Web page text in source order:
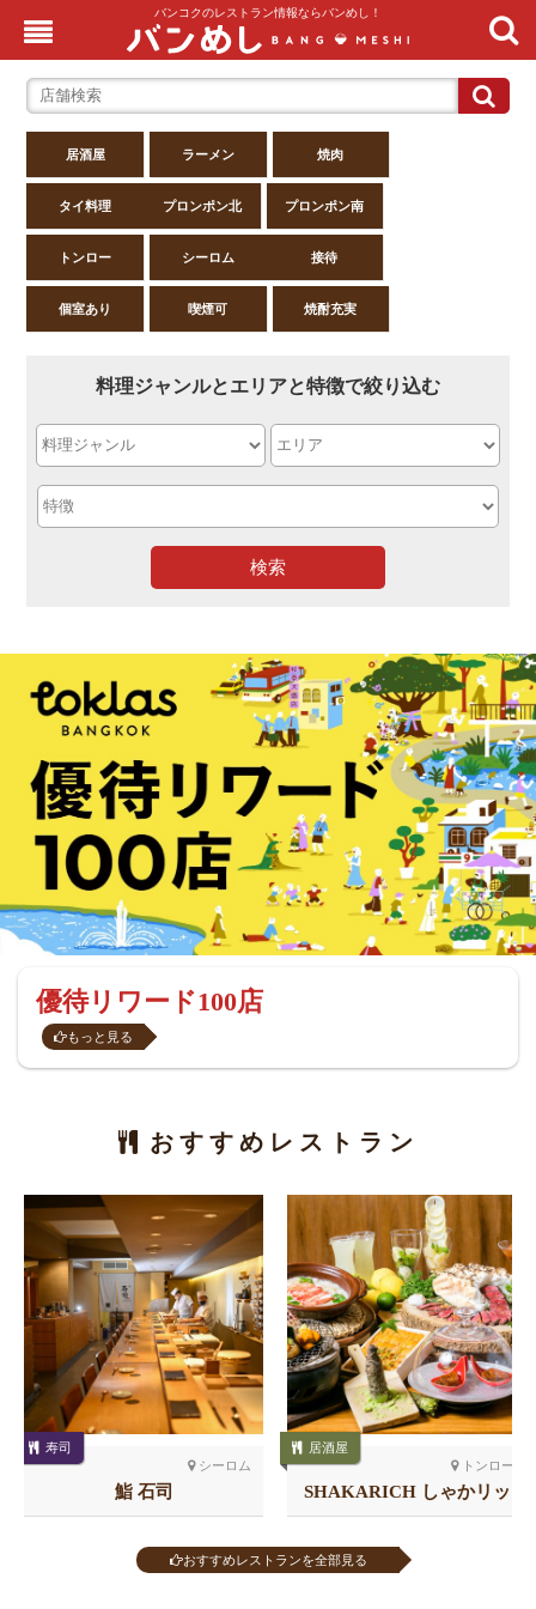
バンコクのレストラン情報ならバンめし！
居酒屋 ラーメン 焼肉
タイ料理 プロンポン北 プロンポン南
トンロー シーロム 接待
個室あり 喫煙可 焼酎充実
料理ジャンルとエリアと特徴で絞り込む
検索
優待リワード100店
もっと見る
おすすめレストラン
シーロム
寿司
鮨 石司
トンロー
居酒屋
SHAKARICH しゃかリッ
チ トンロー
おすすめレストランを全部見る